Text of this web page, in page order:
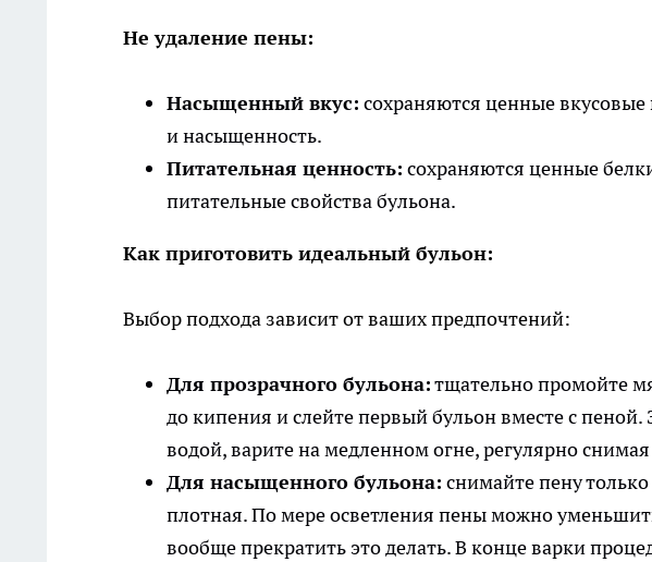
Не удаление пены:
Насыщенный вкус: сохраняются ценные
и насыщенность.
Питательная ценность: сохраняются ценные
питательные свойства бульона.
Как приготовить идеальный бульон:
Выбор подхода зависит от ваших предпочтений:
Для прозрачного бульона:тщательно промойте
до кипения и слейте первый бульон вместе с
водой, варите на медленном огне, регулярно
Для насыщенного бульона: снимайте пену
плотная. По мере осветления пены можно
вообще прекратить это делать. В конце варки